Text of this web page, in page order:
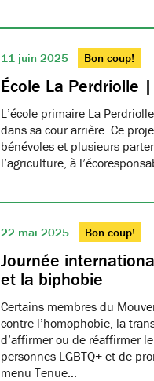
11 juin 2025 Bon coup!
École La Perdriolle
L’école primaire La
dans sa cour arrière. Ce
bénévoles et plusieurs
l’agriculture, à
22 mai 2025 Bon coup!
Journée
et la biphobie
Certains membres du
contre l’homophobie, la
d’affirmer ou de réaffirmer
personnes LGBTQ+ et de
menu Tenue…